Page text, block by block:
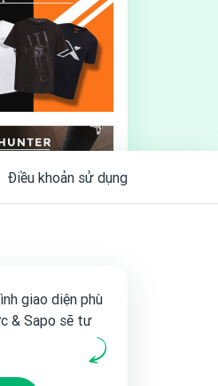
Điều khoản sử dụng
giao diện phù
& Sapo sẽ tư